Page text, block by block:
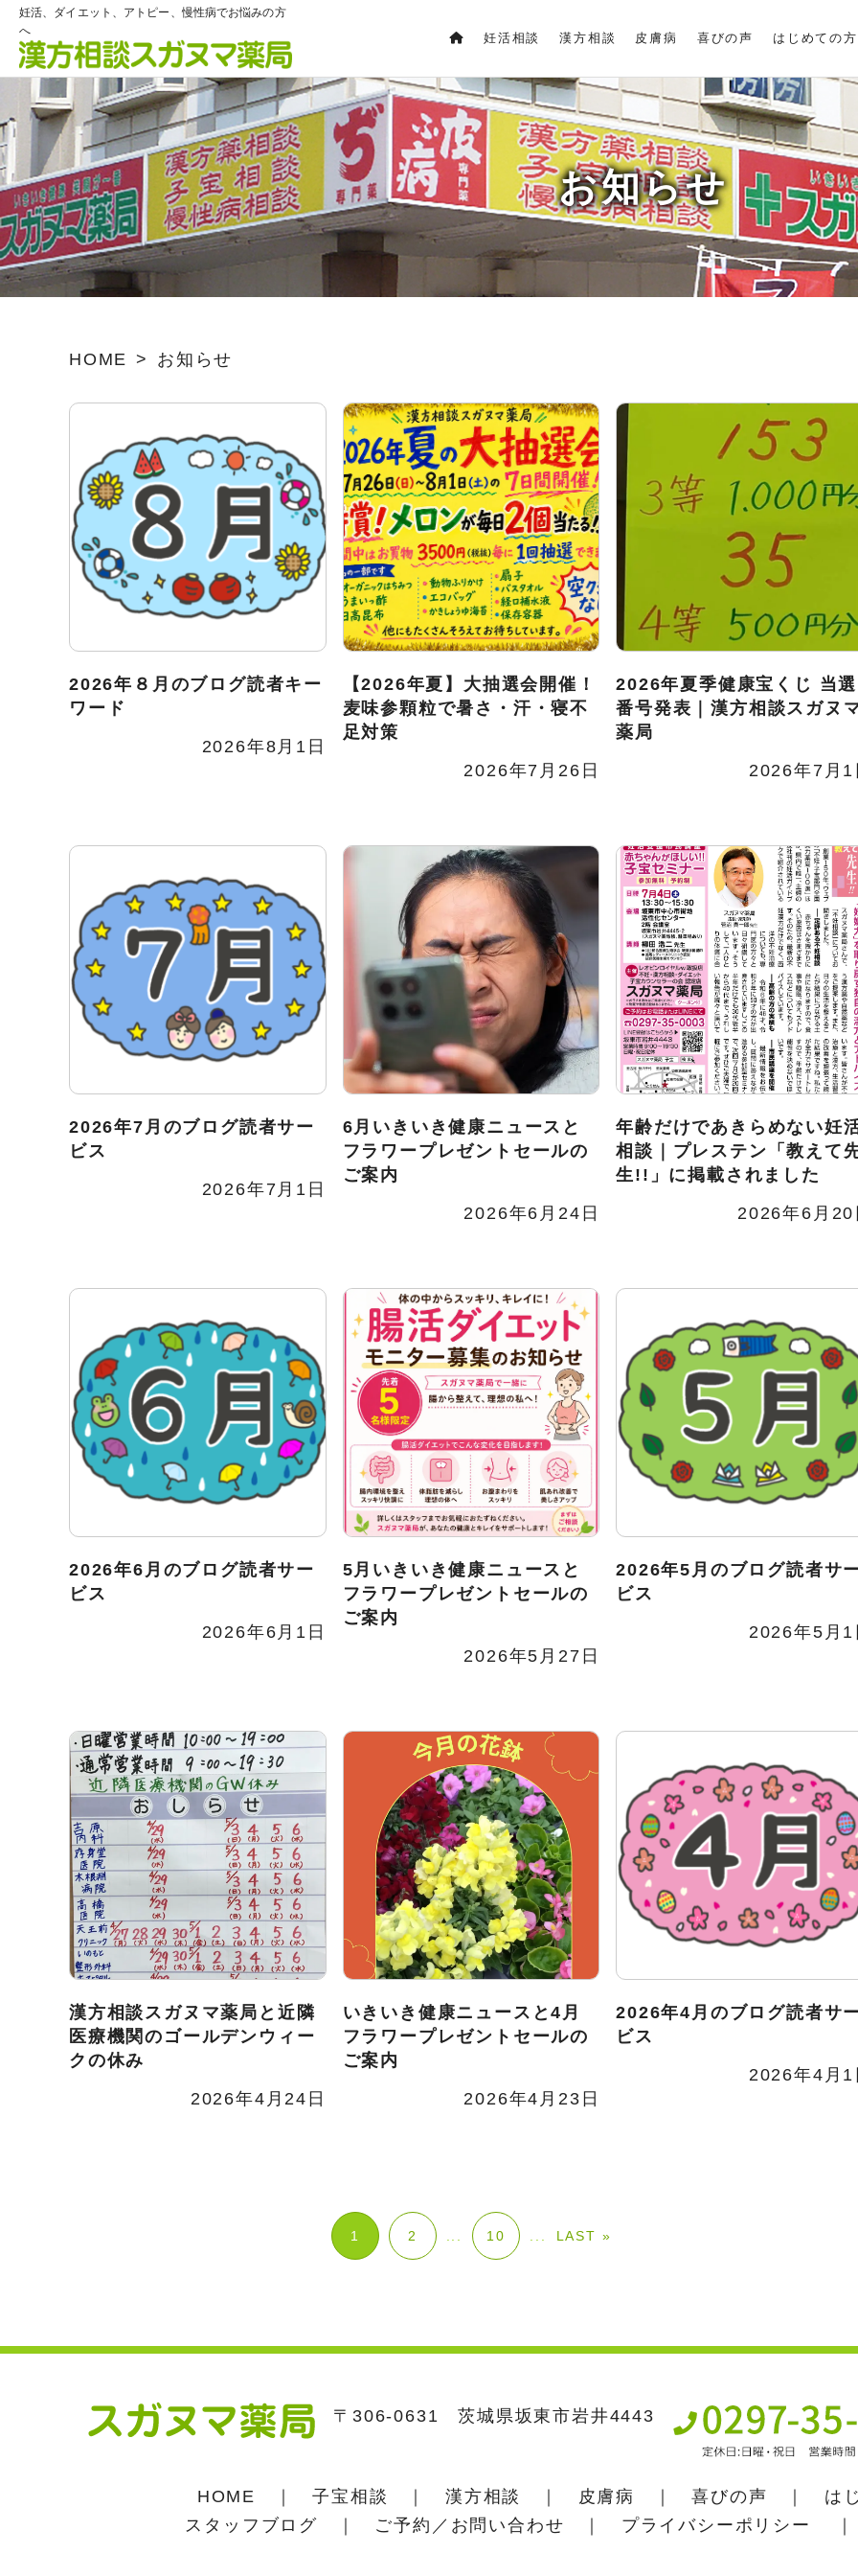
妊活、ダイエット、アトピー、慢性病でお悩みの方
へ
妊活相談 漢方相談 皮膚病 喜びの声 はじめての
お知らせ
HOME お知らせ
2026年８月のブログ読者キー
ワード
2026年8月1日
【2026年夏】大抽選会開催！
麦味参顆粒で暑さ・汗・寝不
足対策
2026年7月26日
2026年夏季健康宝くじ 当選
番号発表｜漢方相談スガヌ
薬局
2026年7月1
2026年7月のブログ読者サー
ビス
2026年7月1日
6月いきいき健康ニュースと
フラワープレゼントセールの
ご案内
2026年6月24日
年齢だけであきらめない妊
相談｜プレステン「教えて
生!!」に掲載されました
2026年6月20
2026年6月のブログ読者サー
ビス
2026年6月1日
5月いきいき健康ニュースと
フラワープレゼントセールの
ご案内
2026年5月27日
2026年5月のブログ読者サ
ビス
2026年5月1
漢方相談スガヌマ薬局と近隣
医療機関のゴールデンウィー
クの休み
2026年4月24日
いきいき健康ニュースと4月
フラワープレゼントセールの
ご案内
2026年4月23日
2026年4月のブログ読者サ
ビス
2026年4月1
1 2 10 LAST »
〒306-0631 茨城県坂東市岩井4443
HOME ｜子宝相談 漢方相談 皮膚病 ｜喜びの声
は
スタッフブログ
ご予約／お問い合わせ プライバシーポリシー